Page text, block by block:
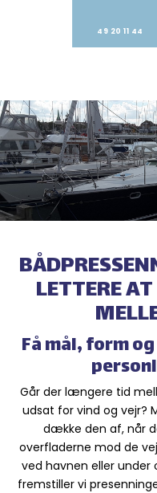
49 20 11 44
LETTERE
Få mål, form
Går der længere tid
udsat for vind og vejr?
dække den af, når
overfladerne mod de
ved havnen eller under
fremstiller vi